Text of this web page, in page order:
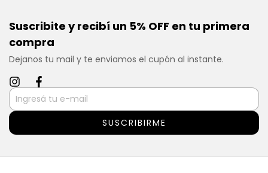
Suscribite y recibí un 5% OFF en tu primera
compra
Dejanos tu mail y te enviamos el cupón al instante.